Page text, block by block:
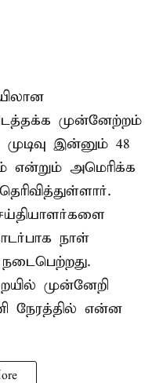
முன்னேற்றம்
இன்னும் 48
என்றும் அமெரிக்க
நாள்
முன்னேறி
நேரத்தில் என்ன